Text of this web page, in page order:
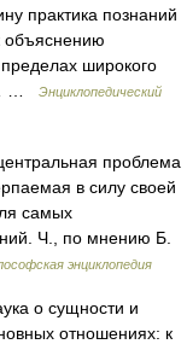
практика познаний
объяснению
широкого
…
Энциклопедический
проблема
в силу своей
самых
Ч., по мнению Б.
энциклопедия
о сущности и
отношениях: к